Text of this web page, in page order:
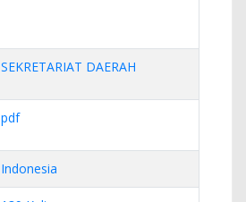
SEKRETARIAT DAERAH
pdf
Indonesia